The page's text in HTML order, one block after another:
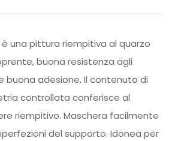
una pittura riempitiva al quarzo
buona resistenza agli
buona adesione. Il contenuto di
controllata conferisce al
riempitivo. Maschera facilmente
del supporto. Idonea per